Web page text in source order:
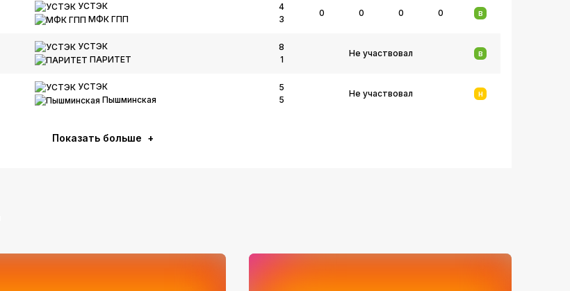
УСТЭК
МФК ГПП
4
3
В
0 0 0 0
УСТЭК
ПАРИТЕТ
8
1
В
Не участвовал
УСТЭК
Пышминская
5
5
Н
Не участвовал
Показать больше